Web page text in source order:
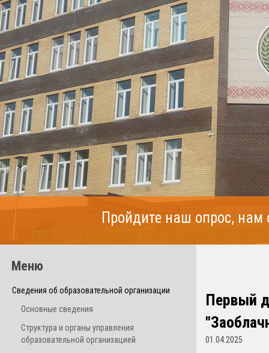
Пройдите наш опрос,
Меню
Сведения об образовательной организации
Основные сведения
Структура и органы управления
образовательной организацией
Первый
01.04.2025